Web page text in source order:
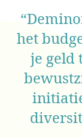
het
je geld